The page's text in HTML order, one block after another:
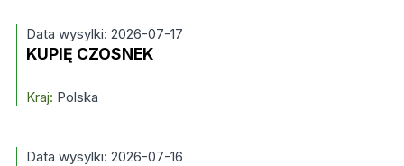
Data wysylki: 2026-07-17
KUPIĘ CZOSNEK
Kraj: Polska
Data wysylki: 2026-07-16